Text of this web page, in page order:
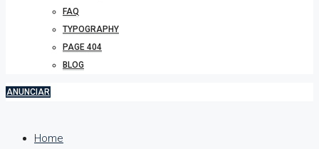
FAQ
TYPOGRAPHY
PAGE 404
BLOG
ANUNCIAR
Home